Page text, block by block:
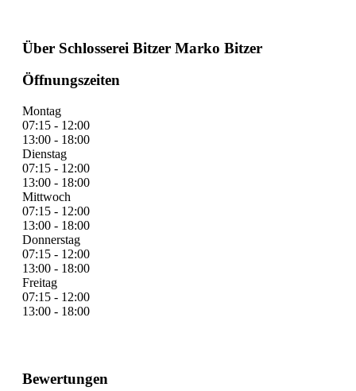
Über Schlosserei Bitzer Marko Bitzer
Öffnungszeiten
Montag
07:15 - 12:00
13:00 - 18:00
Dienstag
07:15 - 12:00
13:00 - 18:00
Mittwoch
07:15 - 12:00
13:00 - 18:00
Donnerstag
07:15 - 12:00
13:00 - 18:00
Freitag
07:15 - 12:00
13:00 - 18:00
Bewertungen